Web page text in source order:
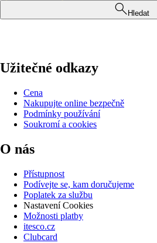
Hledat
Užitečné odkazy
Cena
Nakupujte online bezpečně
Podmínky používání
Soukromí a cookies
O nás
Přístupnost
Podívejte se, kam doručujeme
Poplatek za službu
Nastavení Cookies
Možnosti platby
itesco.cz
Clubcard